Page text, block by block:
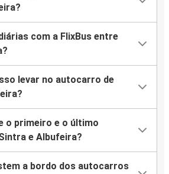
com a FlixBus entre
levar no autocarro de
o primeiro e o último
e Albufeira?
a bordo dos autocarros